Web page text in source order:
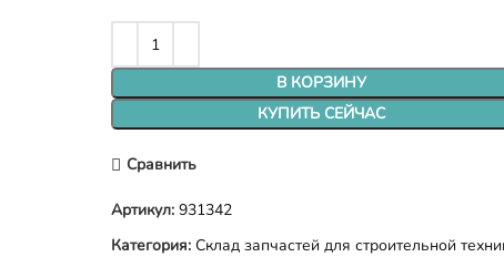
В КОРЗИНУ
КУПИТЬ СЕЙЧАС
Сравнить
Артикул:931342
Категория: Склад запчастей для строительной